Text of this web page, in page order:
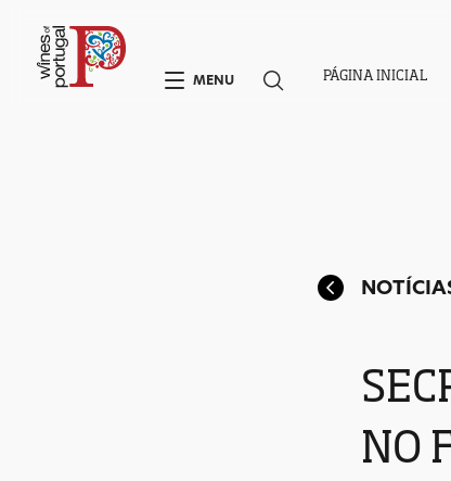
NO
MENU PÁGINA INICIAL